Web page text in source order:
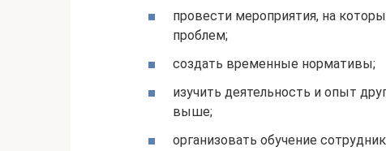
провести мероприятия, на
проблем;
создать временные нормативы;
изучить деятельность и опыт
выше;
организовать обучение